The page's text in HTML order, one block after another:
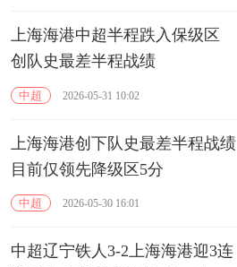
上海海港中超半程跌入保级区
创队史最差半程战绩
中超 2026-05-31 10:02
上海海港创下队史最差半程战绩
目前仅领先降级区5分
中超 2026-05-30 16:01
中超辽宁铁人3-2上海海港迎3连